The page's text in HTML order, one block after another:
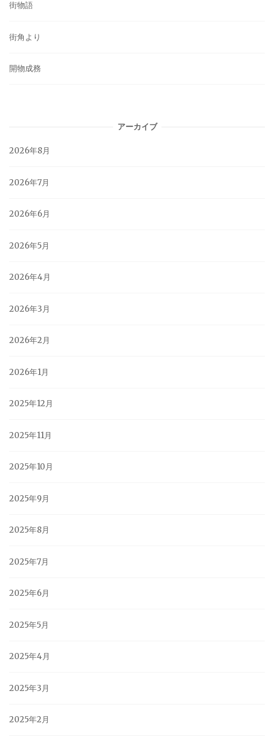
街物語
街角より
開物成務
アーカイブ
2026年8月
2026年7月
2026年6月
2026年5月
2026年4月
2026年3月
2026年2月
2026年1月
2025年12月
2025年11月
2025年10月
2025年9月
2025年8月
2025年7月
2025年6月
2025年5月
2025年4月
2025年3月
2025年2月